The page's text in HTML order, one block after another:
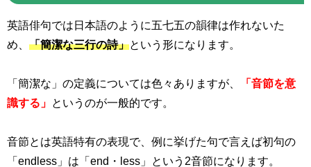
英語俳句では日本語のように五七五の韻律は作れないた
め、 「簡潔な三行の詩」という形になります。
「簡潔な」の定義については色々ありますが、
「音節を意
識する」
というのが一般的です。
音節とは英語特有の表現で、例に挙げた句で言えば初句の
「 endless 」は「 end ・ less 」という 2音節になります。